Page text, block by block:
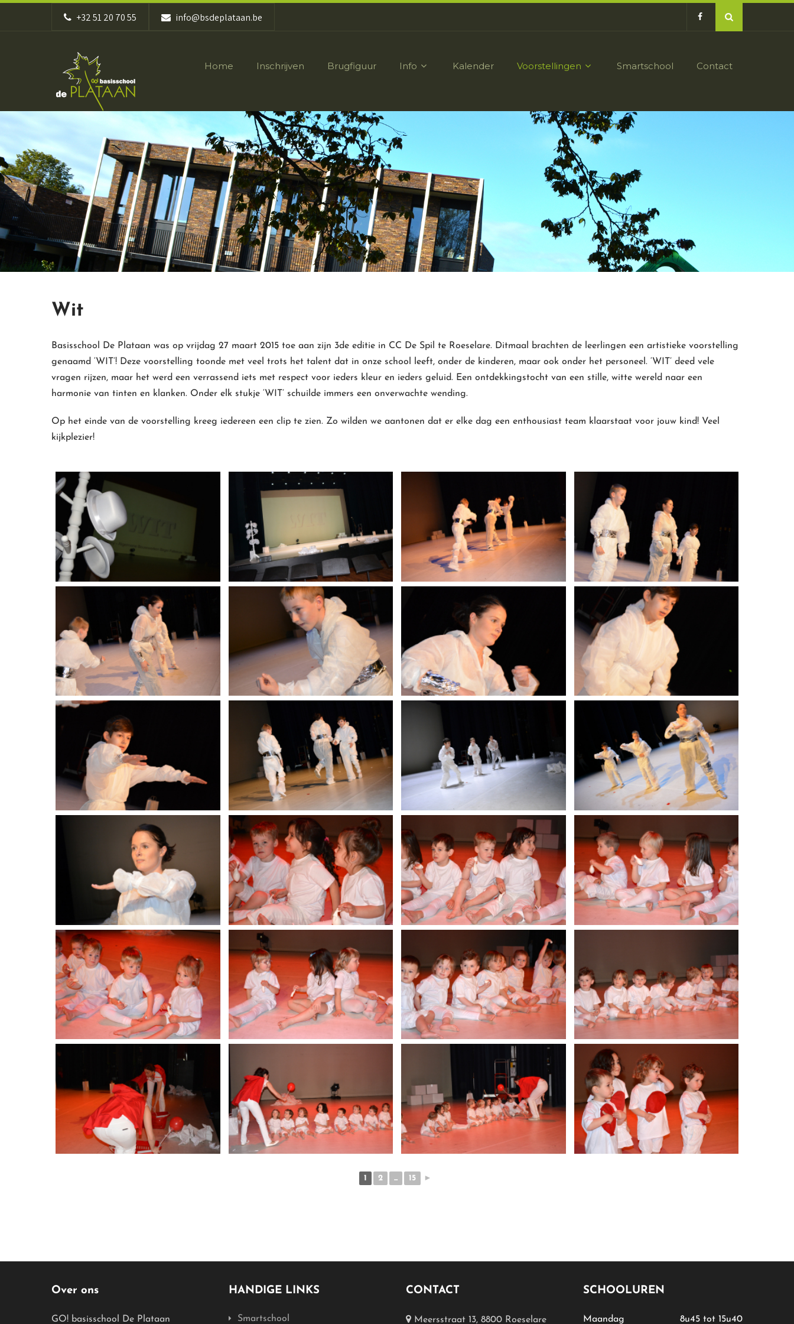
+32 51 20 70 55 info@bsdeplataan.be
Home Inschrijven Brugfiguur Info Kalender Voorstellingen Smartschool Contact
Wit
Basisschool De Plataan was op vrijdag 27 maart 2015 toe aan zijn 3de editie in CC De Spil te Roeselare. Ditmaal brachten de leerlingen een artistieke voorstelling
genaamd ‘WIT’! Deze voorstelling toonde met veel trots het talent dat in onze school leeft, onder de kinderen, maar ook onder het personeel. ‘WIT’ deed vele
vragen rijzen, maar het werd een verrassend iets met respect voor ieders kleur en ieders geluid. Een ontdekkingstocht van een stille, witte wereld naar een
harmonie van tinten en klanken. Onder elk stukje ‘WIT’ schuilde immers een onverwachte wending.
Op het einde van de voorstelling kreeg iedereen een clip te zien. Zo wilden we aantonen dat er elke dag een enthousiast team klaarstaat voor jouw kind! Veel
kijkplezier!
1 2 ... 15 ►
Over ons
GO! basisschool De Plataan
HANDIGE LINKS
Smartschool
CONTACT
Meersstraat 13, 8800 Roeselare
SCHOOLUREN
Maandag 8u45 tot 15u40